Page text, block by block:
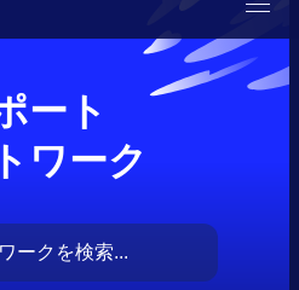
ート
ワーク